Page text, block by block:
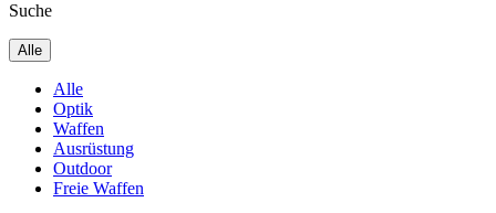
Suche
Alle
Alle
Optik
Waffen
Ausrüstung
Outdoor
Freie Waffen